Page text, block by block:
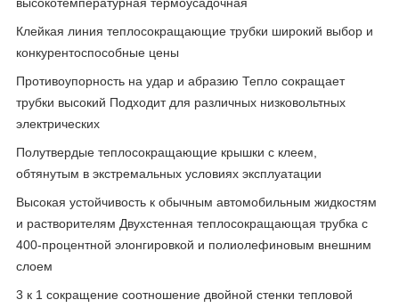
Клейкая линия теплосокращающие трубки широкий выбор и
конкурентоспособные цены
Противоупорность на удар и абразию Тепло сокращает
трубки высокий Подходит для различных низковольтных
электрических
Полутвердые теплосокращающие крышки с клеем,
обтянутым в экстремальных условиях эксплуатации
Высокая устойчивость к обычным автомобильным жидкостям
и растворителям Двухстенная теплосокращающая трубка с
400-процентной элонгировкой и полиолефиновым внешним
слоем
3 к 1 сокращение соотношение двойной стенки тепловой